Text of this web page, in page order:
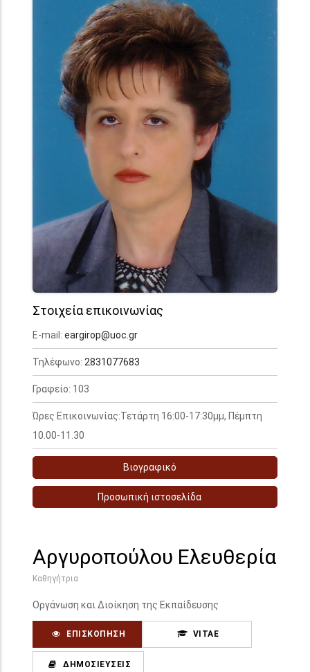
Στοιχεία επικοινωνίας
E-mail: eargirop@uoc.gr
Τηλέφωνο: 2831077683
Γραφείο: 103
Ώρες Επικοινωνίας:Τετάρτη 16:00-17:30μμ, Πέμπτη
10.00-11.30
Βιογραφικό
Προσωπική ιστοσελίδα
Αργυροπούλου Ελευθερία
Καθηγήτρια
Οργάνωση και Διοίκηση της Εκπαίδευσης
ΕΠΙΣΚΌΠΗΣΗ VITAE
ΔΗΜΟΣΙΕΎΣΕΙΣ